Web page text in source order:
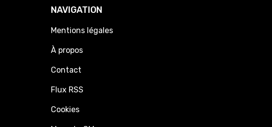
NAVIGATION
Mentions légales
À propos
Contact
Flux RSS
Cookies